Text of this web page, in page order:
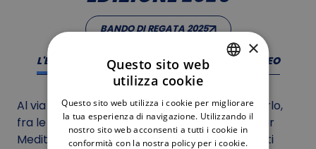
BANDO DI REGATA 2025
L'EDIZIONE ELENCO ISCRITTI GALLERY VIDEO
Al via la 20^ edizione della Palermo-Montecarlo,
fra le più rinomate regate d’oltremare del Mar
Mediterraneo, che fa parte di numerosi circuiti
ENGLISH
×
Questo sito web
utilizza cookie
Questo sito web utilizza i cookie per migliorare
la tua esperienza di navigazione. Utilizzando il
nostro sito web acconsenti a tutti i cookie in
conformità con la nostra policy per i cookie.